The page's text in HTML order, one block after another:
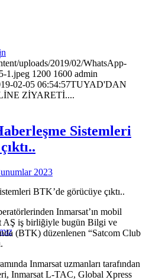
2023
uploads/2019/02/WhatsApp-
1.jpeg 1200 1600 admin
02-05 06:54:57TUYAD'DAN
ZİYARETİ....
Sistemleri
BTK’de görücüye çıktı..
Inmarsat’ın mobil
AŞ iş birliğiyle bugün Bilgi ve
(BTK) düzenlenen “Satcom Club
Inmarsat uzmanları tarafından
Inmarsat L-TAC, Global Xpress